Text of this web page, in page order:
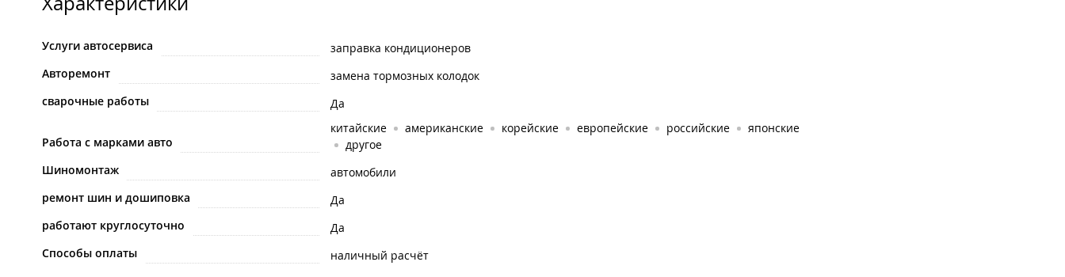
Услуги автосервиса
заправка кондиционеров
Авторемонт
замена тормозных колодок
сварочные работы
Да
Работа с марками авто
китайские американские корейские европейские российские
японские
другое
Шиномонтаж
автомобили
ремонт шин и дошиповка
Да
работают круглосуточно
Да
Способы оплаты
наличный расчёт